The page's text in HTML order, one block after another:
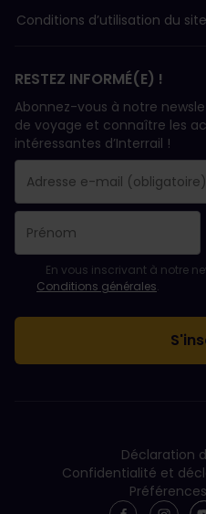
Conditions d’utilisation du
RESTEZ INFORMÉ(E) !
Abonnez-vous à notre
de voyage et connaître les
intéressantes d’Interrail !
Votre abonnement a bien été
Le champ adresse e-mail
L'adresse e-mail n'est pas
L'inscription à la newsletter
Vous êtes déjà abonné(e) à
Veuillez accepter les
En vous inscrivant à notre
Conditions générales.
Déclaration
Confidentialité et